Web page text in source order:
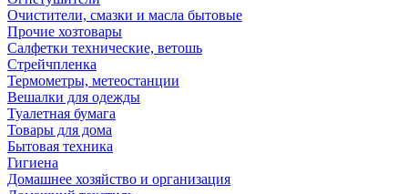
Очистители, смазки и масла бытовые
Прочие хозтовары
Салфетки технические, ветошь
Стрейчпленка
Термометры, метеостанции
Вешалки для одежды
Туалетная бумага
Товары для дома
Бытовая техника
Гигиена
Домашнее хозяйство и организация